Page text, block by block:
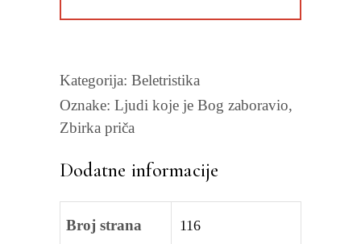
Kategorija: Beletristika
Oznake: Ljudi koje je Bog zaboravio,
Zbirka priča
Dodatne informacije
Broj strana 116